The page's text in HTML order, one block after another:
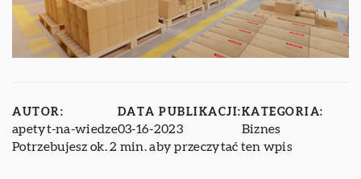
AUTOR:
apetyt-na-wiedze
DATA PUBLIKACJI:
03-16-2023
KATEGORIA:
Biznes
Potrzebujesz ok. 2 min. aby przeczytać ten wpis